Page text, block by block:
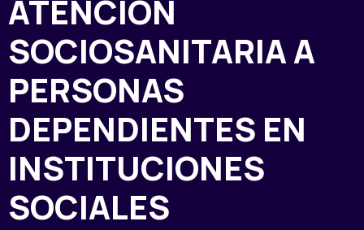
ATENCIÓN
SOCIOSANITARIA A
PERSONAS
DEPENDIENTES EN
INSTITUCIONES
SOCIALES